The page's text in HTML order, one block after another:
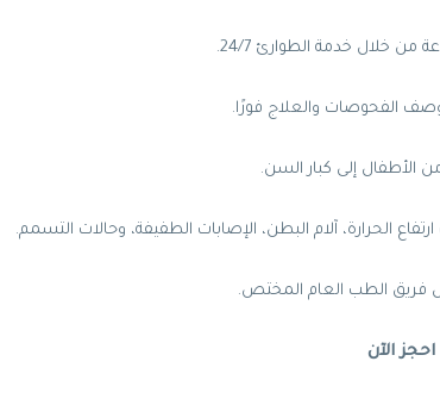
من خلال خدمة الطوارئ 24/7.
الفحوصات والعلاج فورًا.
الأطفال إلى كبار السن.
الحرارة، آلام البطن، الإصابات الطفيفة، وحالات التسمم.
فريق الطب العام المختص.
الآن